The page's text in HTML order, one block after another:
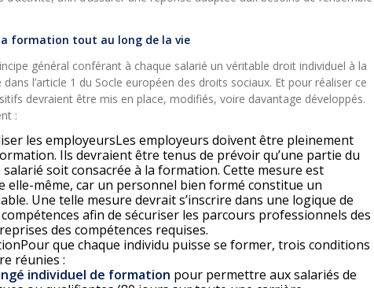
formation tout au long de la vie
général conférant à chaque salarié un véritable droit individuel à la
l’article 1 du Socle européen des droits sociaux. Et pour réaliser ce
devraient être mis en place, modifiés, voire davantage développés.
:
les employeursLes employeurs doivent être pleinement
Ils devraient être tenus de prévoir qu’une partie du
soit consacrée à la formation. Cette mesure est
elle-même, car un personnel bien formé constitue un
Une telle mesure devrait s’inscrire dans une logique de
afin de sécuriser les parcours professionnels des
des compétences requises.
que chaque individu puisse se former, trois conditions
réunies :
individuel de formation pour permettre aux salariés de